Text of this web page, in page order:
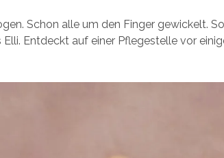
Schon alle um den Finger gewickelt.
Entdeckt auf einer Pflegestelle vor